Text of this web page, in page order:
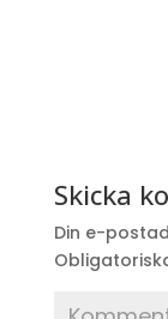
Skicka
Din e-